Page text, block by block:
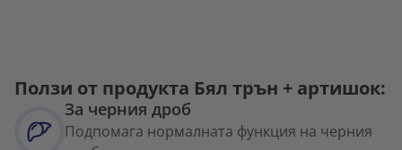
Ползи от продукта Бял трън + артишок:
За черния дроб
Подпомага нормалната функция на черния